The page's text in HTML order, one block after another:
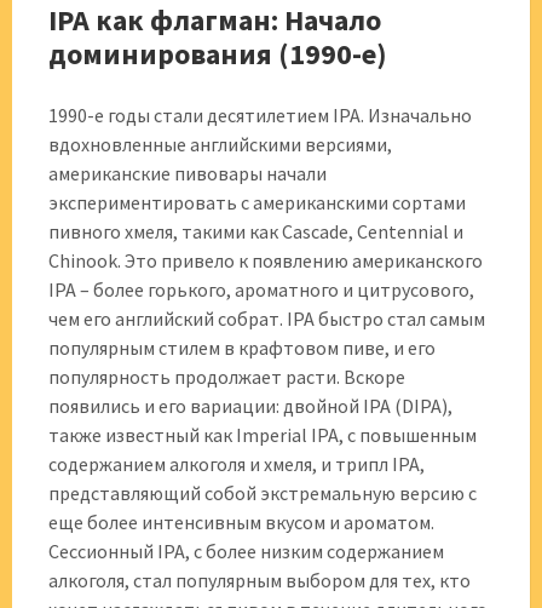
IPA как флагман: Начало
доминирования (1990-е)
1990-е годы стали десятилетием IPA. Изначально
вдохновленные английскими версиями,
американские пивовары начали
экспериментировать с американскими сортами
пивного хмеля, такими как Cascade, Centennial и
Chinook. Это привело к появлению американского
IPA – более горького, ароматного и цитрусового,
чем его английский собрат. IPA быстро стал самым
популярным стилем в крафтовом пиве, и его
популярность продолжает расти. Вскоре
появились и его вариации: двойной IPA (DIPA),
также известный как Imperial IPA, с повышенным
содержанием алкоголя и хмеля, и трипл IPA,
представляющий собой экстремальную версию с
еще более интенсивным вкусом и ароматом.
Сессионный IPA, с более низким содержанием
алкоголя, стал популярным выбором для тех, кто